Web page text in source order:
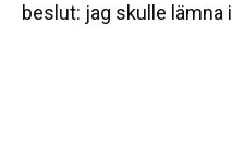
beslut: jag skulle